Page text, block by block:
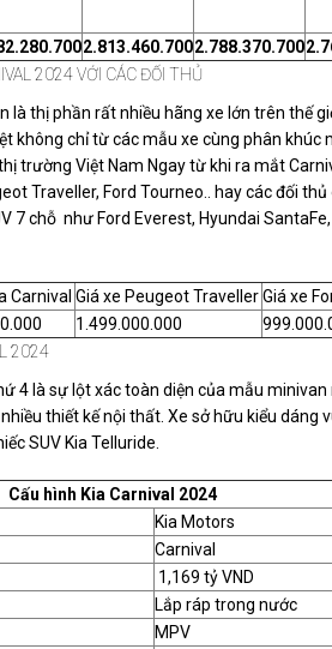
2.813.460.7002.788.370.700
2024 VỚI CÁC ĐỐI THỦ
là thị phần rất nhiều hãng xe lớn trên thế
không chỉ từ các mẫu xe cùng phân khúc
trường Việt Nam Ngay từ khi ra mắt
Traveller, Ford Tourneo.. hay các đối thủ
7 chỗ như Ford Everest, Hyundai
Carnival Giá xe Peugeot TravellerGiá xe
1.499.000.000
2024
4 là sự lột xác toàn diện của mẫu minivan
thiết kế nội thất. Xe sở hữu kiểu dáng
SUV Kia Telluride.
Cấu hình Kia Carnival 2024
Kia Motors
Carnival
1,169 tỷ VND
Lắp ráp trong nước
MPV